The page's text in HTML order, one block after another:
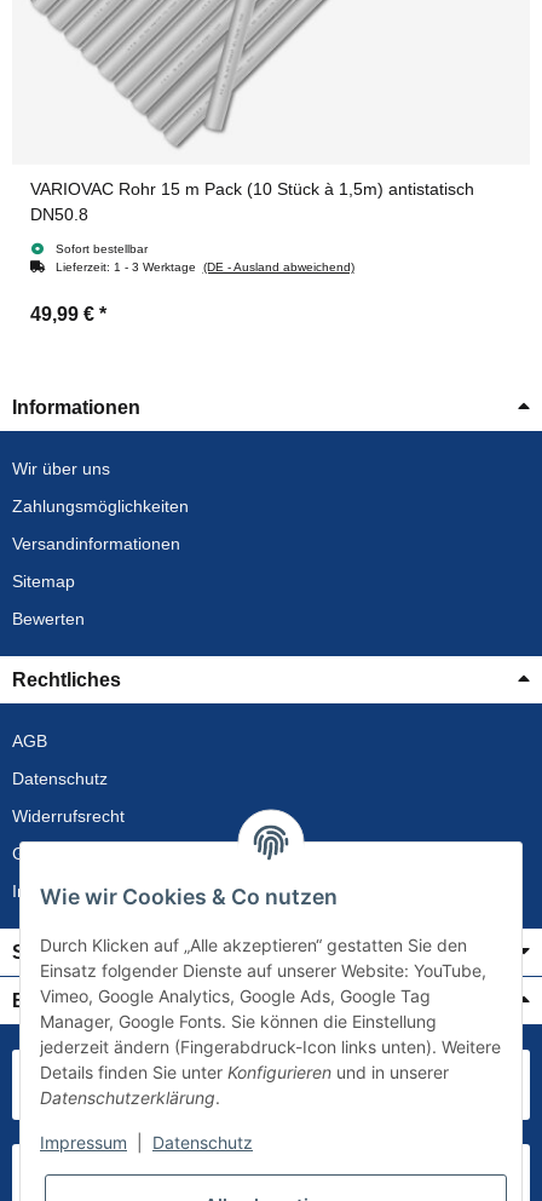
VARIOVAC Rohr 15 m Pack (10 Stück à 1,5m) antistatisch
DN50.8
Sofort bestellbar
Lieferzeit: 1 - 3 Werktage (DE - Ausland abweichend)
49,99 € *
Informationen
Wir über uns
Zahlungsmöglichkeiten
Versandinformationen
Sitemap
Bewerten
Rechtliches
AGB
Datenschutz
Widerrufsrecht
Gewährleistung
Impressum
Service
Bezahlung & Versand
Wie wir Cookies & Co nutzen
Durch Klicken auf „Alle akzeptieren“ gestatten Sie den
Einsatz folgender Dienste auf unserer Website: YouTube,
Vimeo, Google Analytics, Google Ads, Google Tag
Manager, Google Fonts. Sie können die Einstellung
jederzeit ändern (Fingerabdruck-Icon links unten). Weitere
Details finden Sie unter Konfigurieren und in unserer
Datenschutzerklärung.
Impressum Datenschutz